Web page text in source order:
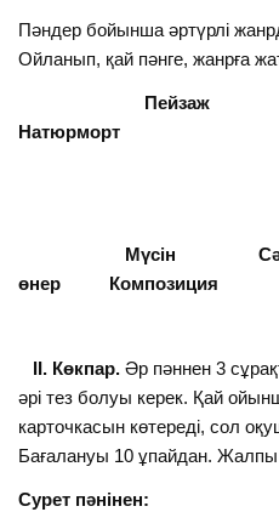
Пәндер бойынша әртүрлі
Ойланып, қай пәнге, жанрға
Пейзаж
Натюрморт
Мүсін Сәндік
өнер Композиция
ІІ. Көкпар.Әр пәннен 3
әрі тез болуы керек. Қай
карточкасын көтереді, сол
Бағалануы 10 ұпайдан. Жалпы
Сурет пәнінен: